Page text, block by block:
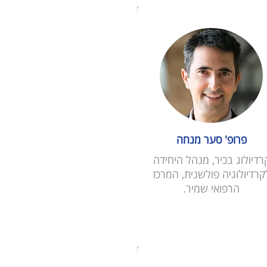
פרופ' סער מנחה
בכיר, מנהל היחידה
פולשנית, המרכז
הרפואי שמיר.